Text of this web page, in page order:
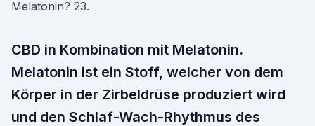
Melatonin? 23.
CBD in Kombination mit Melatonin.
Melatonin ist ein Stoff, welcher von dem
Körper in der Zirbeldrüse produziert wird
und den Schlaf-Wach-Rhythmus des